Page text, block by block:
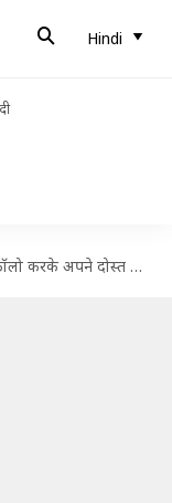
Hindi
या फैमिली मेंबर को तनाव से दिलाएं राहत